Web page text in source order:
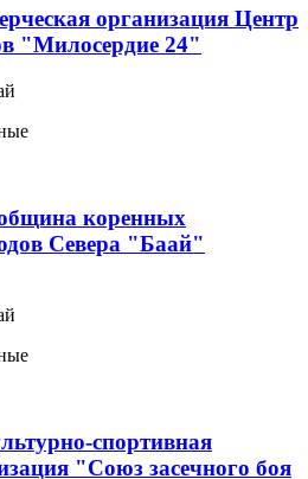
организация Центр
"Милосердие 24"
коренных
Севера "Баай"
спортивная
"Союз засечного боя